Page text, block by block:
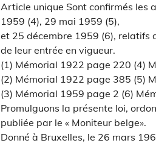
Article unique Sont confirmés les
1959 (4), 29 mai 1959 (5),
et 25 décembre 1959 (6), relatifs
de leur entrée en vigueur.
(1) Mémorial 1922 page 220 (4)
(2) Mémorial 1922 page 385 (5)
(3) Mémorial 1959 page 2 (6)
Promulguons la présente loi,
publiée par le « Moniteur belge».
Donné à Bruxelles, le 26 mars